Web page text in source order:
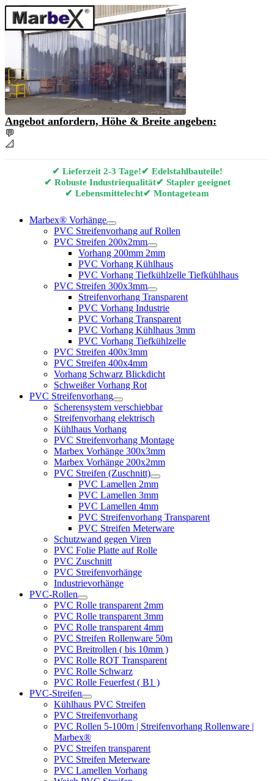
Angebot anfordern, Höhe & Breite angeben:
💬
📐
✔ Lieferzeit 2-3 Tage!✔ Edelstahlbauteile!
✔ Robuste Industriequalität✔ Stapler geeignet
✔ Lebensmittelecht✔ Montageteam
Marbex® Vorhänge
PVC Streifenvorhang auf Rollen
PVC Streifen 200x2mm
Vorhang 200mm 2mm
PVC Vorhang Kühlhaus
PVC Vorhang Tiefkühlzelle Tiefkühlhaus
PVC Streifen 300x3mm
Streifenvorhang Transparent
PVC Vorhang Industrie
PVC Vorhang Transparent
PVC Vorhang Kühlhaus 3mm
PVC Vorhang Tiefkühlzelle
PVC Streifen 400x3mm
PVC Streifen 400x4mm
Vorhang Schwarz Blickdicht
Schweißer Vorhang Rot
PVC Streifenvorhang
Scherensystem verschiebbar
Streifenvorhang elektrisch
Kühlhaus Vorhang
PVC Streifenvorhang Montage
Marbex Vorhänge 300x3mm
Marbex Vorhänge 200x2mm
PVC Streifen (Zuschnitt)
PVC Lamellen 2mm
PVC Lamellen 3mm
PVC Lamellen 4mm
PVC Streifenvorhang Transparent
PVC Streifen Meterware
Schutzwand gegen Viren
PVC Folie Platte auf Rolle
PVC Zuschnitt
PVC Streifenvorhänge
Industrievorhänge
PVC-Rollen
PVC Rolle transparent 2mm
PVC Rolle transparent 3mm
PVC Rolle transparent 4mm
PVC Streifen Rollenware 50m
PVC Breitrollen ( bis 10mm )
PVC Rolle ROT Transparent
PVC Rolle Schwarz
PVC Rolle Feuerfest ( B1 )
PVC-Streifen
Kühlhaus PVC Streifen
PVC Streifenvorhang
PVC Rollen 5-100m | Streifenvorhang Rollenware |
Marbex®
PVC Streifen transparent
PVC Streifen Meterware
PVC Lamellen Vorhang